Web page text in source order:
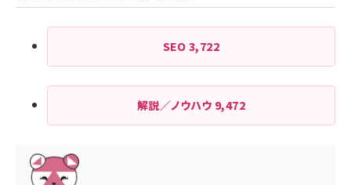
SEO 3,722
解説／ノウハウ 9,472